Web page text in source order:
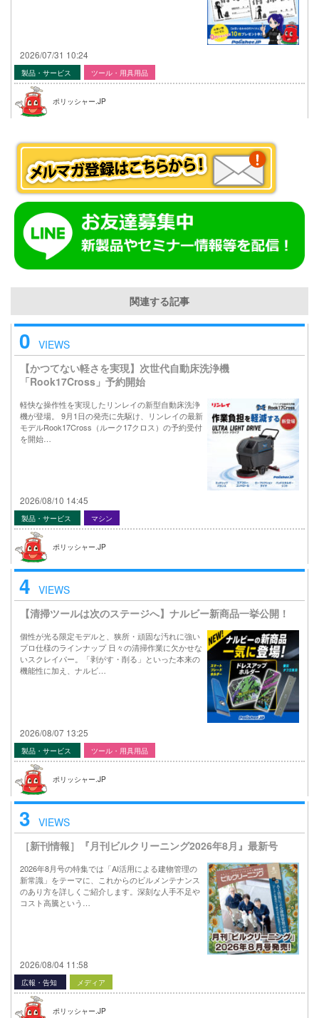
2026/07/31 10:24
製品・サービス ツール・用具用品
ポリッシャー.JP
関連する記事
0 VIEWS
【かつてない軽さを実現】次世代自動床洗浄機
「Rook17Cross」予約開始
軽快な操作性を実現したリンレイの新型自動床洗浄
機が登場。 9月1日の発売に先駆け、リンレイの最新
モデルRook17Cross（ルーク17クロス）の予約受付
を開始…
2026/08/10 14:45
製品・サービス マシン
ポリッシャー.JP
4 VIEWS
【清掃ツールは次のステージへ】ナルビー新商品一挙公開！
個性が光る限定モデルと、狭所・頑固な汚れに強い
プロ仕様のラインナップ 日々の清掃作業に欠かせな
いスクレイパー。「剥がす・削る」といった本来の
機能性に加え、ナルビ…
2026/08/07 13:25
製品・サービス ツール・用具用品
ポリッシャー.JP
3 VIEWS
［新刊情報］『月刊ビルクリーニング2026年8月』最新号
2026年8月号の特集では「AI活用による建物管理の
新常識」をテーマに、これからのビルメンテナンス
のあり方を詳しくご紹介します。深刻な人手不足や
コスト高騰という…
2026/08/04 11:58
広報・告知 メディア
ポリッシャー.JP